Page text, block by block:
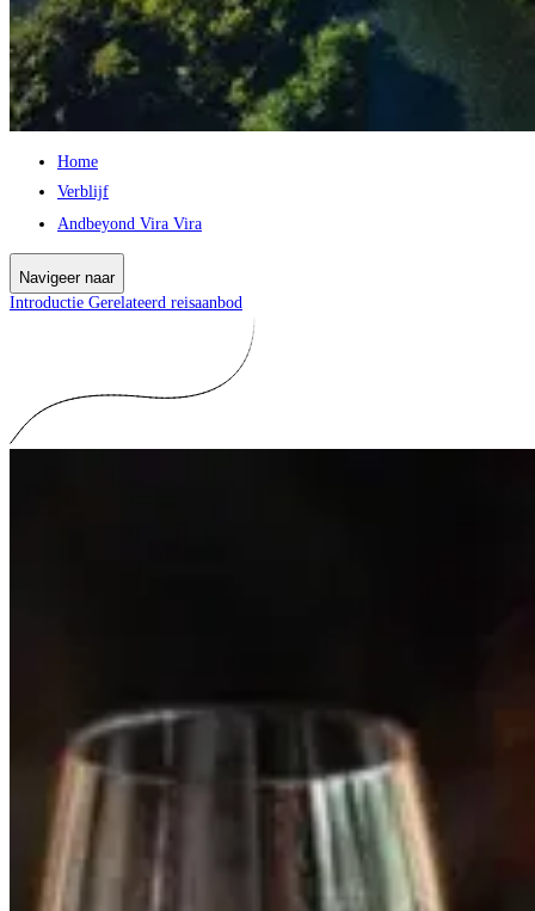
Home
Verblijf
Andbeyond Vira Vira
Navigeer naar
Introductie Gerelateerd reisaanbod